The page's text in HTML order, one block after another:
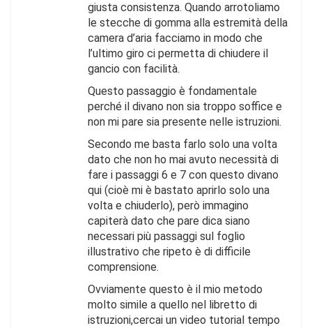
giusta consistenza. Quando arrotoliamo
le stecche di gomma alla estremità della
camera d’aria facciamo in modo che
l’ultimo giro ci permetta di chiudere il
gancio con facilità.
Questo passaggio è fondamentale
perché il divano non sia troppo soffice e
non mi pare sia presente nelle istruzioni.
Secondo me basta farlo solo una volta
dato che non ho mai avuto necessità di
fare i passaggi 6 e 7 con questo divano
qui (cioè mi è bastato aprirlo solo una
volta e chiuderlo), però immagino
capiterà dato che pare dica siano
necessari più passaggi sul foglio
illustrativo che ripeto è di difficile
comprensione.
Ovviamente questo è il mio metodo
molto simile a quello nel libretto di
istruzioni,cercai un video tutorial tempo